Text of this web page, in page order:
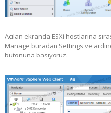
Açılan ekranda ESXi hostlarına
Manage buradan Settings ve
butonuna basıyoruz.